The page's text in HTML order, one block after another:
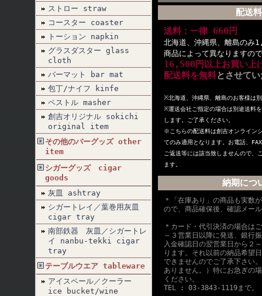
ストロー straw
コースター coaster
トーション napkin
グラスダスター glass
cloth
バーマット bar mat
包丁/ナイフ kinfe
ペストル masher
創吉オリジナル sokichi
original item
その他のバーグッズ other
item
シガーグッズ cigar
goods
灰皿 ashtray
シガートレイ／葉巻用灰皿
cigar tray
南部鉄器 灰皿／シガートレ
イ nanbu-tekki cigar
tray
テーブルウエア tableware
アイスペール／クーラー
ice bucket/wine
配送料
送料：一律 660円
北海道、沖縄県、離島のみ
商品によって異なりますの
16,500円以上お買い上
配送料を無料とさせて
※北海道、沖縄県、離島のお客様は
※運送会社ご指定の場合は別途送料
します。ご了承ください。
※こちらの配送料は創吉オンライン
てのみ適用となります。お電話、
ご返送等には該当致しませんので、
ます。
納期につ
＊「在庫あり」の商品も実数
ので、商品確保後、確認メー
＊カード・代引決済の場合は
～３営業日以降に発送、銀行
入金確認日の翌営業日から２
ります。それ以前の納品希望
できませんのでご了承下さい
ありません。）特にお急ぎの
ください。
TEL : 03-3843-1119まで。